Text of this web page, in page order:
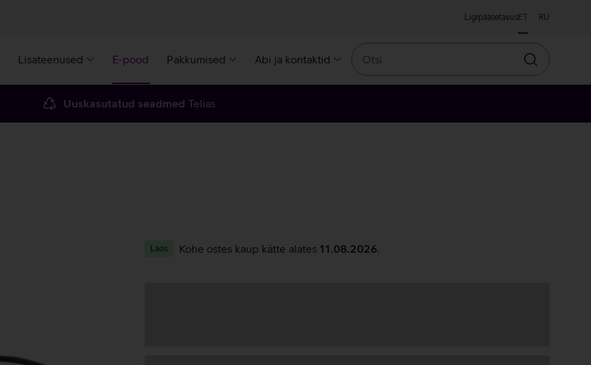
LigipääsetavusET RU
Lisateenused E-pood Pakkumised Abi ja kontaktid
Otsin
Uuskasutatud seadmed Telias
Laos Kohe ostes kaup kätte alates 11.08.2026